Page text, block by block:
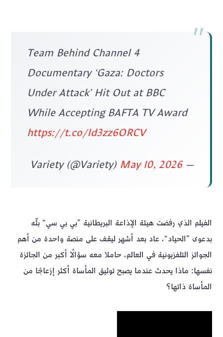
Team Behind Channel 4
Documentary ‘Gaza: Doctors
Under Attack’ Hit Out at BBC
While Accepting BAFTA TV Award
https://t.co/Id3zz6ORCV
— Variety (@Variety)
May 10, 2026
الفيلم الذي رفضت هيئة الإذاعة البريطانية ”بي بي سي“ بثّه
بدعوى ”الحياد“، عاد بعد أشهر ليقف على منصة واحدة من أهم
الجوائز التلفزيونية في العالم، حاملا معه سؤالًا أكبر من الجائزة
نفسها: ماذا يحدث عندما يصبح توثيق المأساة أكثر إزعاجًا من
المأساة ذاتها؟